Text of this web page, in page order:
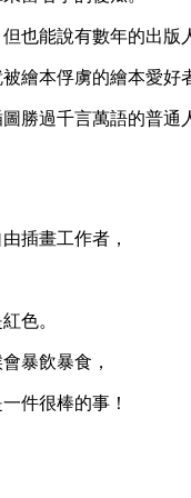
也能說有數年的出版
繪本俘虜的繪本愛好
勝過千言萬語的普通
插畫工作者，
色。
暴飲暴食，
一件很棒的事！